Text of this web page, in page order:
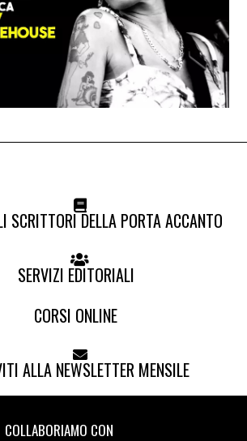
SCRITTORI DELLA PORTA ACCANTO
SERVIZI EDITORIALI
CORSI ONLINE
ALLA NEWSLETTER MENSILE
COLLABORIAMO CON